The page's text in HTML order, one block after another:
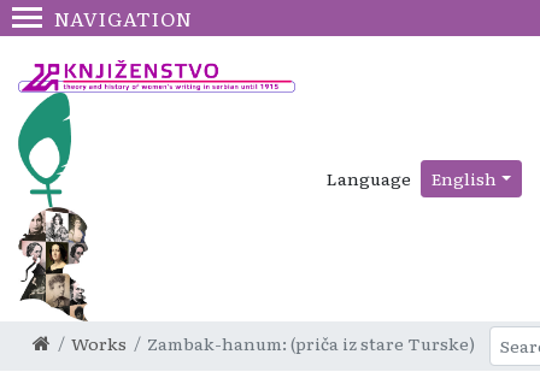
NAVIGATION
Language English
Works Zambak-hanum: (priča iz stare Turske)